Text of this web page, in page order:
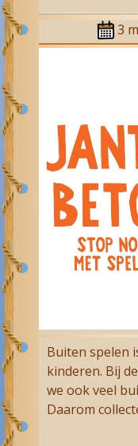
3
Buiten spelen
kinderen. Bij
we ook veel
Daarom